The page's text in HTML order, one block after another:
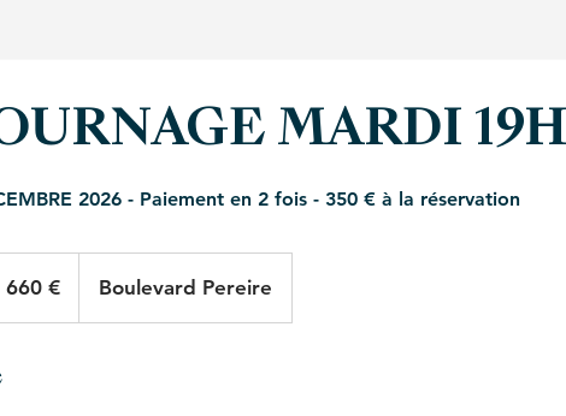
MARDI
2026 - Paiement en 2 fois - 350 € à la réservation
660 € Boulevard Pereire